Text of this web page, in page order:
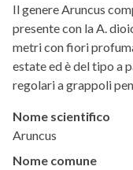
Il genere Aruncus
presente con la A.
metri con fiori
estate ed è del tipo a
regolari a grappoli
Nome scientifico
Aruncus
Nome comune